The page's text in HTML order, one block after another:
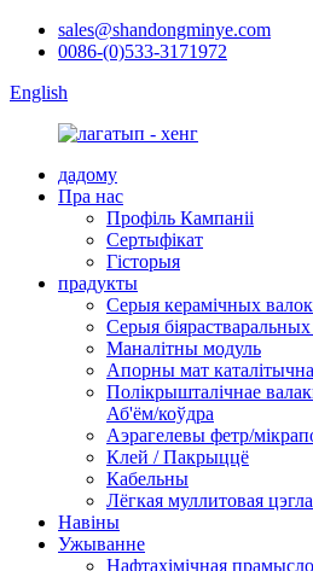
sales@shandongminye.com
0086-(0)533-3171972
English
дадому
Пра нас
Профіль Кампаніі
Сертыфікат
Гісторыя
прадукты
Серыя керамічных
Серыя
Маналітны модуль
Апорны мат
Полікрышталічнае
Аб'ём/коўдра
Аэрагелевы фетр/
Клей / Пакрыццё
Кабельны
Лёгкая муллитовая
Навіны
Ужыванне
Нафтахімічная